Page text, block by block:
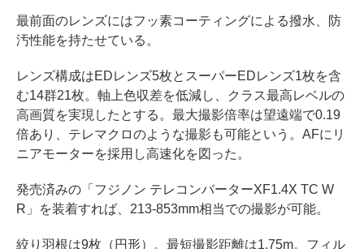
最前面のレンズにはフッ素コーティングによる撥水、防
汚性能を持たせている。
レンズ構成はEDレンズ5枚とスーパーEDレンズ1枚を含
む14群21枚。軸上色収差を低減し、クラス最高レベルの
高画質を実現したとする。最大撮影倍率は望遠端で0.19
倍あり、テレマクロのような撮影も可能という。AFにリ
ニアモーターを採用し高速化を図った。
発売済みの「フジノン テレコンバーターXF1.4X TC W
R」を装着すれば、213-853mm相当での撮影が可能。
絞り羽根は9枚（円形）。最短撮影距離は1.75m。フィル